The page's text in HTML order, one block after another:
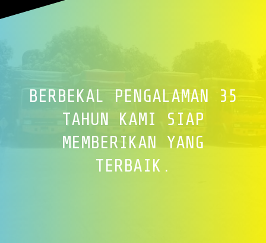
BERBEKAL PENGALAMAN 35
TAHUN KAMI SIAP
MEMBERIKAN YANG
TERBAIK.